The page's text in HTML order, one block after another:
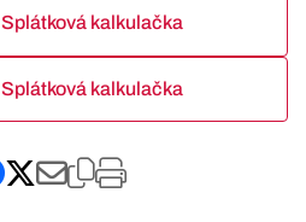
Splátková kalkulačka
Splátková kalkulačka